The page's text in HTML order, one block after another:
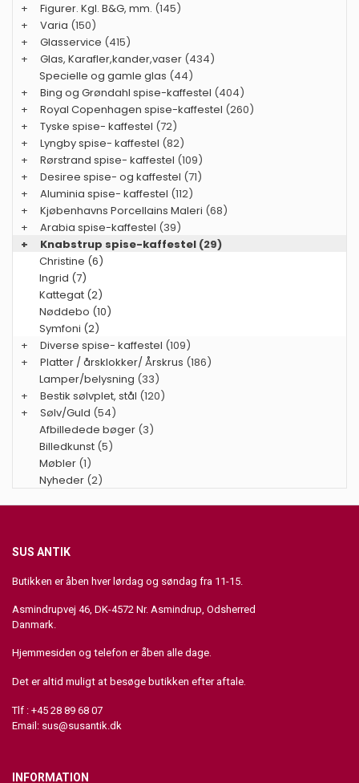
+
Figurer. Kgl. B&G, mm. (145)
+
Varia (150)
+
Glasservice (415)
+
Glas, Karafler,kander,vaser (434)
Specielle og gamle glas (44)
+
Bing og Grøndahl spise-kaffestel (404)
+
Royal Copenhagen spise-kaffestel (260)
+
Tyske spise- kaffestel (72)
+
Lyngby spise- kaffestel (82)
+
Rørstrand spise- kaffestel (109)
+
Desiree spise- og kaffestel (71)
+
Aluminia spise- kaffestel (112)
+
Kjøbenhavns Porcellains Maleri (68)
+
Arabia spise-kaffestel (39)
+
Knabstrup spise-kaffestel (29)
Christine (6)
Ingrid (7)
Kattegat (2)
Nøddebo (10)
Symfoni (2)
+
Diverse spise- kaffestel (109)
+
Platter / årsklokker/ Årskrus (186)
Lamper/belysning (33)
+
Bestik sølvplet, stål (120)
+
Sølv/Guld (54)
Afbilledede bøger (3)
Billedkunst (5)
Møbler (1)
Nyheder (2)
SUS ANTIK
Butikken er åben hver lørdag og søndag fra 11-15.
Asmindrupvej 46, DK-4572 Nr. Asmindrup, Odsherred
Danmark.
Hjemmesiden og telefon er åben alle dage.
Det er altid muligt at besøge butikken efter aftale.
Tlf : +45 28 89 68 07
Email: sus@susantik.dk
INFORMATION